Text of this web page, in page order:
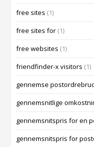
free sites (1)
free sites for (1)
free websites (1)
friendfinder-x visitors (1)
gennemse
gennemsnitlige
gennemsnitspris for en
gennemsnitspris for